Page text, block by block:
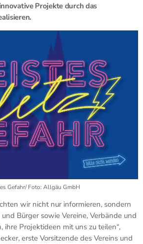
Projekte durch das
Gefahr/ Foto: Allgäu GmbH
wir nicht nur informieren, sondern
Bürger sowie Vereine, Verbände und
ihre Projektideen mit uns zu teilen“,
erste Vorsitzende des Vereins und